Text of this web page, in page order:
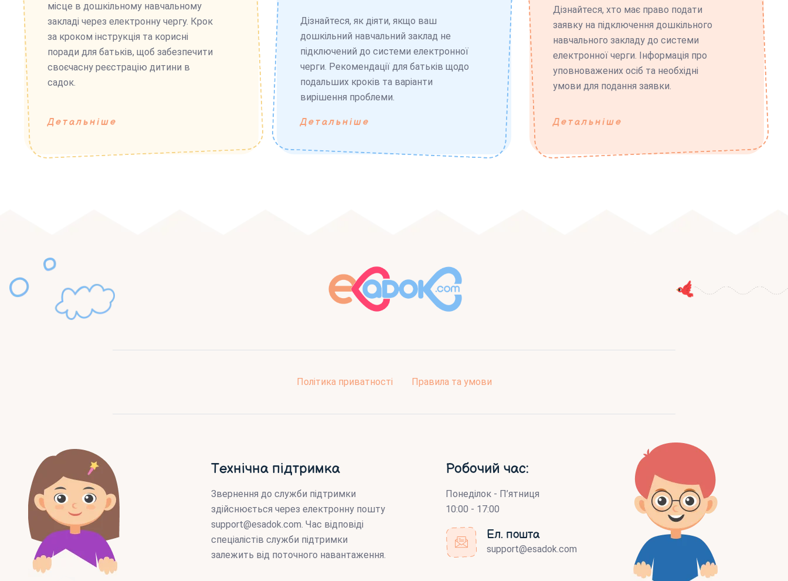
місце в дошкільному навчальному
закладі через електронну чергу. Крок
за кроком інструкція та корисні
поради для батьків, щоб забезпечити
своєчасну реєстрацію дитини в
садок.
Детальніше
Дізнайтеся, як діяти, якщо ваш
дошкільний навчальний заклад не
підключений до системи електронної
черги. Рекомендації для батьків щодо
подальших кроків та варіанти
вирішення проблеми.
Детальніше
Дізнайтеся, хто має право подати
заявку на підключення дошкільного
навчального закладу до системи
електронної черги. Інформація про
уповноважених осіб та необхідні
умови для подання заявки.
Детальніше
Політика приватності Правила та умови
Технічна підтримка
Звернення до служби підтримки
здійснюється через електронну пошту
support@esadok.com. Час відповіді
спеціалістів служби підтримки
залежить від поточного навантаження.
Робочий час:
Понеділок - П’ятниця
10:00 - 17:00
Ел. пошта
support@esadok.com